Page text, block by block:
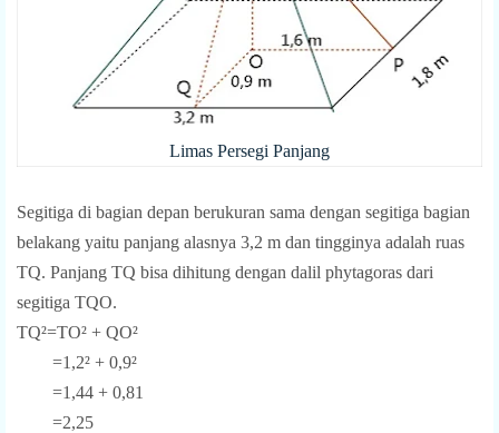
Limas Persegi Panjang
Segitiga di bagian depan berukuran sama dengan segitiga bagian
belakang yaitu panjang alasnya 3,2 m dan tingginya adalah ruas
TQ. Panjang TQ bisa dihitung dengan dalil phytagoras dari
segitiga TQO.
TQ²=TO² + QO²
=1,2² + 0,9²
=1,44 + 0,81
=2,25